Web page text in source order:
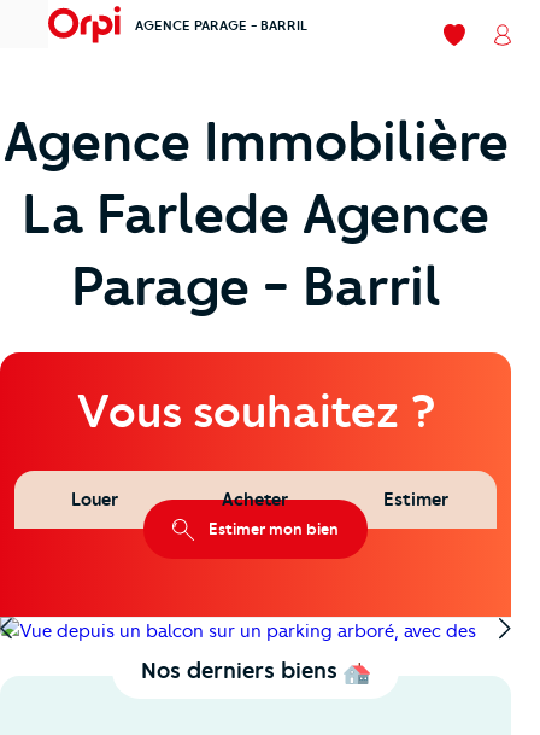
menu AGENCE PARAGE - BARRIL Mes
Agence Immobilière
La Farlede Agence
Parage - Barril
Vous souhaitez ?
Louer Acheter Estimer
Estimer mon bien
Nos derniers biens
À Vendre
Appartement 4 pièces 70,71 m2